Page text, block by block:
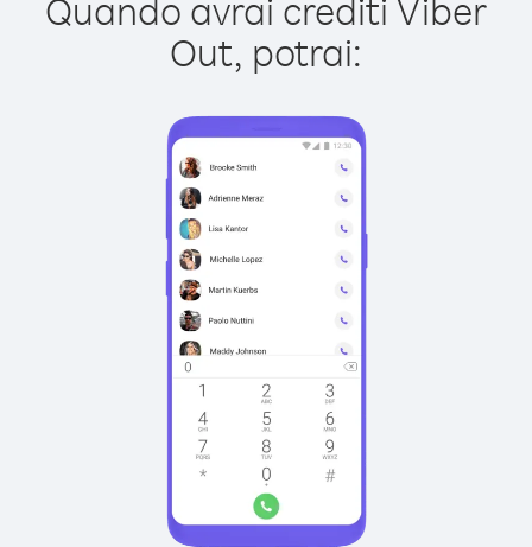
Quando avrai crediti Viber
Out, potrai: